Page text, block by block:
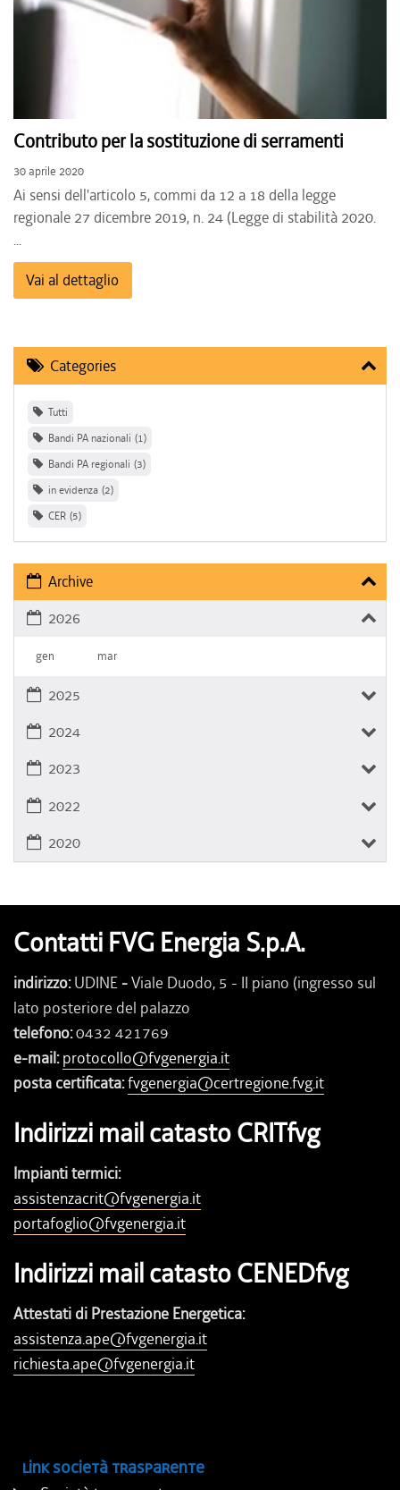
Contributo per la sostituzione di serramenti
30 aprile 2020
Ai sensi dell'articolo 5, commi da 12 a 18 della legge
regionale 27 dicembre 2019, n. 24 (Legge di stabilità 2020.
...
Vai al dettaglio
Categories
Tutti
Bandi PA nazionali 1
Bandi PA regionali 3
in evidenza 2
CER 5
Archive
2026
gen mar
2025
2024
2023
2022
2020
Contatti FVG Energia S.p.A.
indirizzo:UDINE -Viale Duodo, 5 - II piano (ingresso sul
lato posteriore del palazzo
telefono:0432 421769
e-mail:protocollo@fvgenergia.it
posta certificata:fvgenergia@certregione.fvg.it
Indirizzi mail catasto CRITfvg
Impianti termici:
assistenzacrit@fvgenergia.it
portafoglio@fvgenergia.it
Indirizzi mail catasto CENEDfvg
Attestati di Prestazione Energetica:
assistenza.ape@fvgenergia.it
richiesta.ape@fvgenergia.it
Link società trasparente